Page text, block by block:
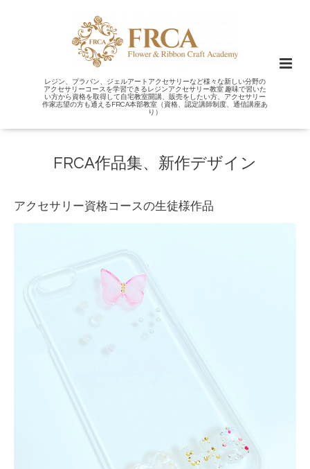
レジン、プラバン、ジェルアートアクセサリーなど様々な新しい分野の
アクセサリーコースを学習できるレジンアクセサリー教室 趣味で習いた
い方から資格を取得して自宅教室開講、販売をしたい方、アクセサリー
作家志望の方も通えるFRCA本部教室（資格、認定講師制度、通信講座あ
り）
FRCA作品集、新作デザイン
アクセサリー資格コースの生徒様作品